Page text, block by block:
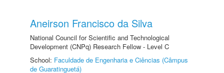
Aneirson Francisco da Silva
National Council for Scientific and Technological
Development (CNPq) Research Fellow - Level C
School: Faculdade de Engenharia e Ciências (Câmpus
de Guaratinguetá)